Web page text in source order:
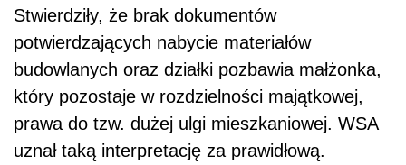
Stwierdziły, że brak dokumentów
potwierdzających nabycie materiałów
budowlanych oraz działki pozbawia małżonka,
który pozostaje w rozdzielności majątkowej,
prawa do tzw. dużej ulgi mieszkaniowej. WSA
uznał taką interpretację za prawidłową.